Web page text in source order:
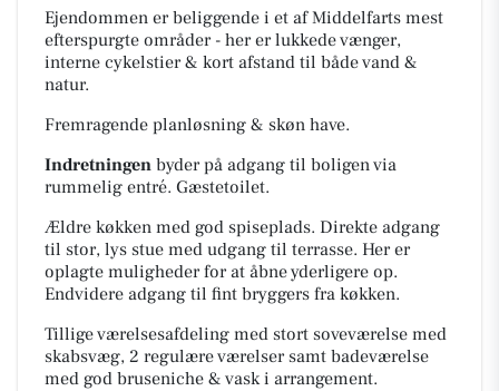
Ejendommen er beliggende i et af Middelfarts mest
efterspurgte områder - her er lukkede vænger,
interne cykelstier & kort afstand til både vand &
natur.
Fremragende planløsning & skøn have.
Indretningen byder på adgang til boligen via
rummelig entré. Gæstetoilet.
Ældre køkken med god spiseplads. Direkte adgang
til stor, lys stue med udgang til terrasse. Her er
oplagte muligheder for at åbne yderligere op.
Endvidere adgang til fint bryggers fra køkken.
Tillige værelsesafdeling med stort soveværelse med
skabsvæg, 2 regulære værelser samt badeværelse
med god bruseniche & vask i arrangement.